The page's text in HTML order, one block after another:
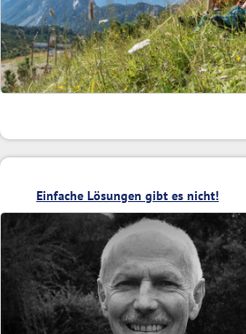
Einfache Lösungen gibt es nicht!